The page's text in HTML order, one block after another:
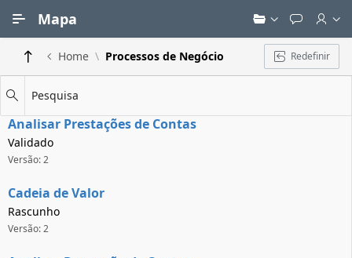
Mapa
Home Processos de Negócio Redefinir
Pesquisa
Analisar Prestações de Contas
Validado
Versão: 2
Cadeia de Valor
Rascunho
Versão: 2